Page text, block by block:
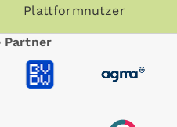
Plattformnutzer
Partner